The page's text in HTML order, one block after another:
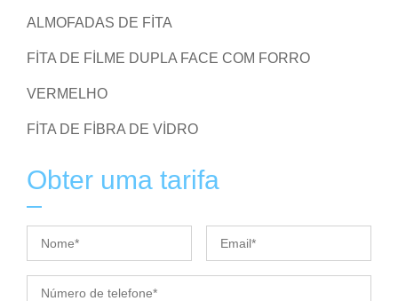
ALMOFADAS DE FITA
FITA DE FILME DUPLA FACE COM FORRO
VERMELHO
FITA DE FIBRA DE VIDRO
Obter uma tarifa